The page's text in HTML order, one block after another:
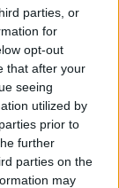
parties, or
for
opt-out
that after your
seeing
utilized by
prior to
further
parties on the
may
από
για
επί ένα
έως τις 26
των